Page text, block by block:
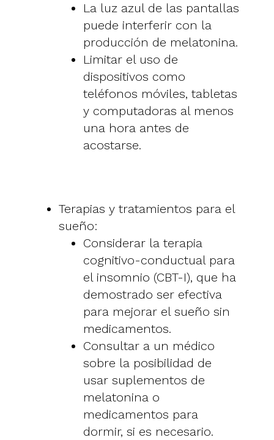
La luz azul de las pantallas
puede interferir con la
producción de melatonina.
Limitar el uso de
dispositivos como
teléfonos móviles, tabletas
y computadoras al menos
una hora antes de
acostarse.
Terapias y tratamientos para el
sueño:
Considerar la terapia
cognitivo-conductual para
el insomnio (CBT-I), que ha
demostrado ser efectiva
para mejorar el sueño sin
medicamentos.
Consultar a un médico
sobre la posibilidad de
usar suplementos de
melatonina o
medicamentos para
dormir, si es necesario.